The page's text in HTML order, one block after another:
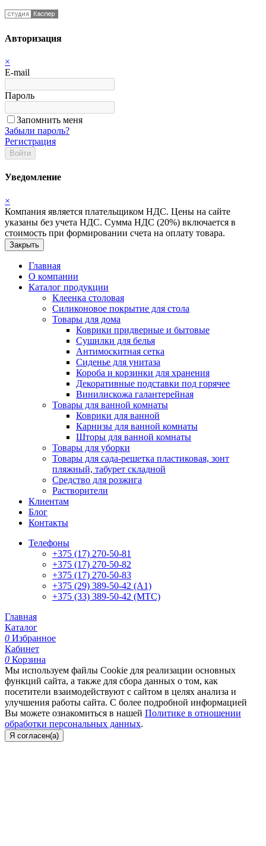
Авторизация
×
E-mail
Пароль
Запомнить меня
Забыли пароль?
Регистрация
Войти
Уведомление
×
Компания является плательщиком НДС. Цены на сайте
указаны без учета НДС. Сумма НДС (20%) включается в
стоимость при формировании счета на оплату товара.
Закрыть
Главная
О компании
Каталог продукции
Клеенка столовая
Силиконовое покрытие для стола
Товары для дома
Коврики придверные и бытовые
Сушилки для белья
Антимоскитная сетка
Сиденье для унитаза
Короба и корзинки для хранения
Декоративные подставки под горячее
Винилискожа галантерейная
Товары для ванной комнаты
Коврики для ванной
Карнизы для ванной комнаты
Шторы для ванной комнаты
Товары для уборки
Товары для сада-решетка пластиковая, зонт
пляжный, табурет складной
Средство для розжига
Растворители
Клиентам
Блог
Контакты
Телефоны
+375 (17) 270-50-81
+375 (17) 270-50-82
+375 (17) 270-50-83
+375 (29) 389-50-42 (А1)
+375 (33) 389-50-42 (МТС)
Главная
Каталог
0 Избранное
Кабинет
0 Корзина
Мы используем файлы Cookie для реализации основных
функций сайта, а также для сбора данных о том, как
посетители взаимодействуют с сайтом в целях анализа и
улучшения работы сайта. С более подробной информацией
Вы можете ознакомиться в нашей Политике в отношении
обработки персональных данных.
Я согласен(а)